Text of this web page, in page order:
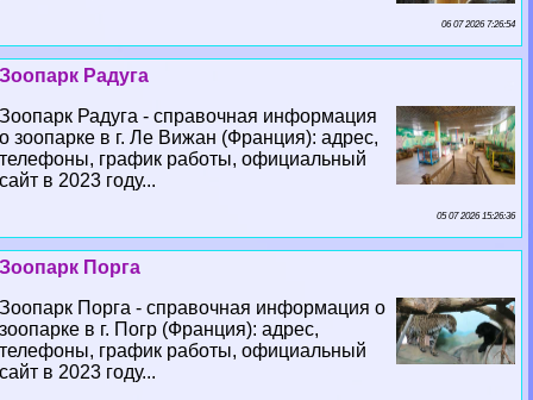
06 07 2026 7:26:54
Зоопарк Радуга
Зоопарк Радуга - справочная информация
о зоопарке в г. Ле Вижан (Франция): адрес,
телефоны, график работы, официальный
сайт в 2023 году...
05 07 2026 15:26:36
Зоопарк Порга
Зоопарк Порга - справочная информация о
зоопарке в г. Погр (Франция): адрес,
телефоны, график работы, официальный
сайт в 2023 году...